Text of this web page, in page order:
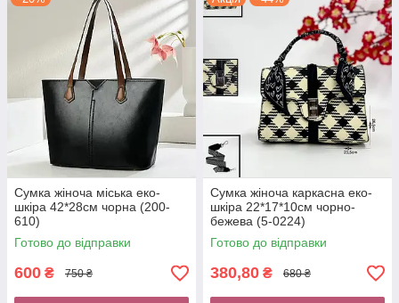
Сумка жіноча міська еко-
шкіра 42*28см чорна (200-
610)
Готово до відправки
600 ₴ 750 ₴
Сумка жіноча каркасна еко-
шкіра 22*17*10см чорно-
бежева (5-0224)
Готово до відправки
380,80 ₴ 680 ₴